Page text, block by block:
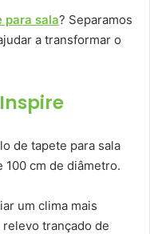
para sala? Separamos
a transformar o
de tapete para sala
cm de diâmetro.
um clima mais
relevo trançado de